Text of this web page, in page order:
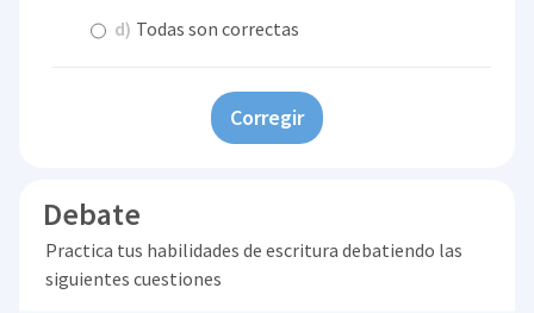
d) Todas son correctas
Corregir
Debate
Practica tus habilidades de escritura debatiendo las
siguientes cuestiones